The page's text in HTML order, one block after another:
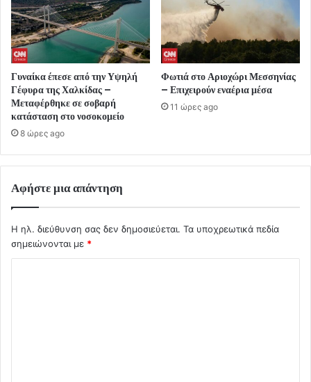
Γυναίκα έπεσε από την Υψηλή
Γέφυρα της Χαλκίδας –
Μεταφέρθηκε σε σοβαρή
κατάσταση στο νοσοκομείο
8 ώρες ago
Φωτιά στο Αριοχώρι Μεσσηνίας
– Επιχειρούν εναέρια μέσα
11 ώρες ago
Αφήστε μια απάντηση
Η ηλ. διεύθυνση σας δεν δημοσιεύεται. Τα υποχρεωτικά πεδία
σημειώνονται με *